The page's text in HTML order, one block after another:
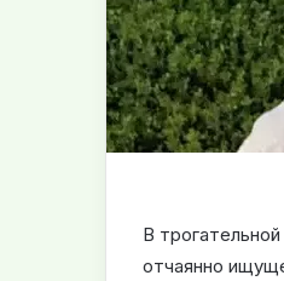
В
отчаянно